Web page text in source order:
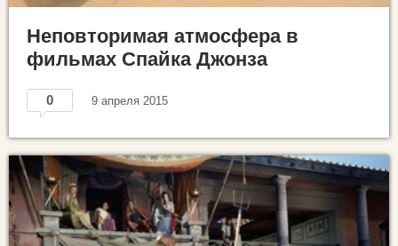
Неповторимая атмосфера в
фильмах Спайка Джонза
0 9 апреля 2015